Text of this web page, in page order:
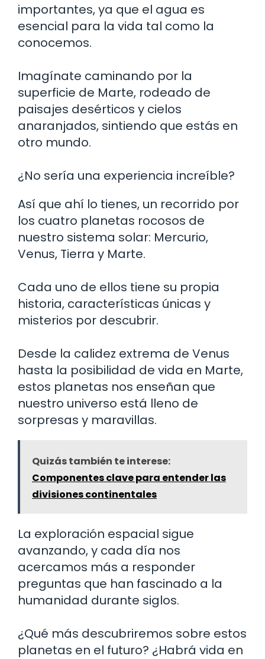
importantes, ya que el agua es
esencial para la vida tal como la
conocemos.
Imagínate caminando por la
superficie de Marte, rodeado de
paisajes desérticos y cielos
anaranjados, sintiendo que estás en
otro mundo.
¿No sería una experiencia increíble?
Así que ahí lo tienes, un recorrido por
los cuatro planetas rocosos de
nuestro sistema solar: Mercurio,
Venus, Tierra y Marte.
Cada uno de ellos tiene su propia
historia, características únicas y
misterios por descubrir.
Desde la calidez extrema de Venus
hasta la posibilidad de vida en Marte,
estos planetas nos enseñan que
nuestro universo está lleno de
sorpresas y maravillas.
Quizás también te interese:
Componentes clave para entender las
divisiones continentales
La exploración espacial sigue
avanzando, y cada día nos
acercamos más a responder
preguntas que han fascinado a la
humanidad durante siglos.
¿Qué más descubriremos sobre estos
planetas en el futuro? ¿Habrá vida en